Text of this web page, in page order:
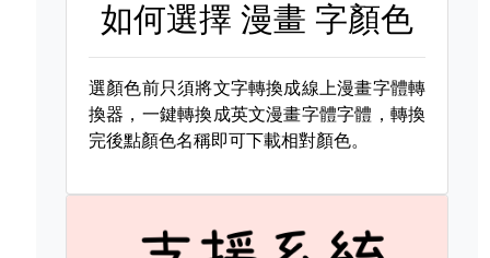
如何選擇漫畫 字顏色
選顏色前只須將文字轉換成線上漫畫字體轉
換器，一鍵轉換成英文漫畫字體字體，轉換
完後點顏色名稱即可下載相對顏色。